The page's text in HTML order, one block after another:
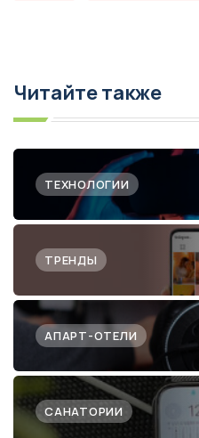
Читайте также
ТЕХНОЛОГИИ
ТРЕНДЫ
АПАРТ-ОТЕЛИ
САНАТОРИИ